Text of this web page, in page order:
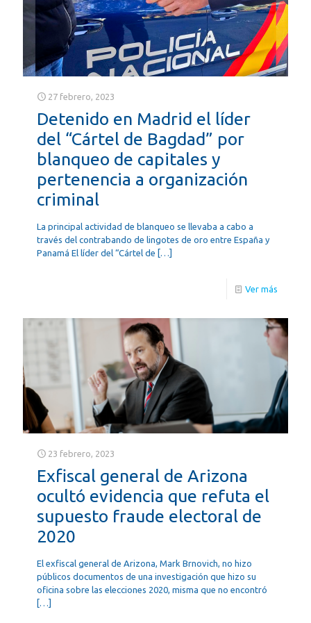
27 febrero, 2023
Detenido en Madrid el líder
del “Cártel de Bagdad” por
blanqueo de capitales y
pertenencia a organización
criminal
La principal actividad de blanqueo se llevaba a cabo a
través del contrabando de lingotes de oro entre España y
Panamá El líder del “Cártel de […]
Ver más
23 febrero, 2023
Exfiscal general de Arizona
ocultó evidencia que refuta el
supuesto fraude electoral de
2020
El exfiscal general de Arizona, Mark Brnovich, no hizo
públicos documentos de una investigación que hizo su
oficina sobre las elecciones 2020, misma que no encontró
[…]